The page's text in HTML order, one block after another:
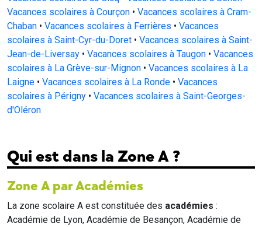
Vacances scolaires à Courçon • Vacances scolaires à Cram-
Chaban • Vacances scolaires à Ferrières • Vacances
scolaires à Saint-Cyr-du-Doret • Vacances scolaires à Saint-
Jean-de-Liversay • Vacances scolaires à Taugon • Vacances
scolaires à La Grève-sur-Mignon • Vacances scolaires à La
Laigne • Vacances scolaires à La Ronde • Vacances
scolaires à Périgny • Vacances scolaires à Saint-Georges-
d'Oléron
Qui est dans la Zone A ?
Zone A par Académies
La zone scolaire A est constituée des académies :
Académie de Lyon, Académie de Besançon, Académie de